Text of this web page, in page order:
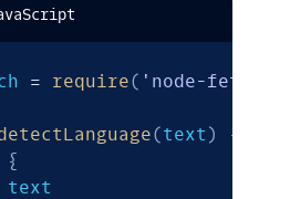
= require( 'node-fetch'
(text )
{
{
text